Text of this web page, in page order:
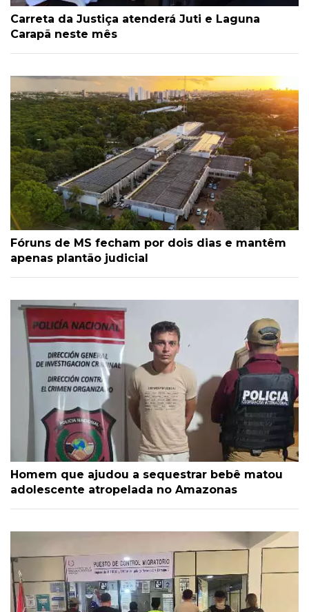
Carreta da Justiça atenderá Juti e Laguna
Carapã neste mês
Fóruns de MS fecham por dois dias e mantêm
apenas plantão judicial
Homem que ajudou a sequestrar bebê matou
adolescente atropelada no Amazonas